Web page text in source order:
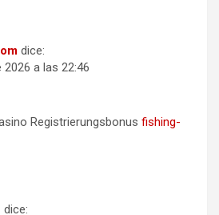
dice:
2026 a las 22:46
Registrierungsbonus fishing-
dice: